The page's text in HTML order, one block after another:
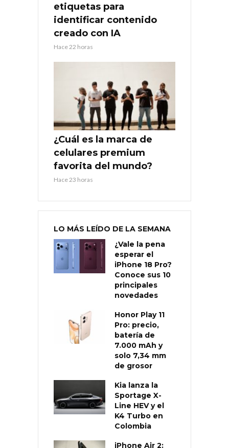
etiquetas para
identificar contenido
creado con IA
Hace 22 horas
¿Cuál es la marca de
celulares premium
favorita del mundo?
Hace 23 horas
LO MÁS LEÍDO DE LA SEMANA
¿Vale la pena
esperar el
iPhone 18 Pro?
Conoce sus 10
principales
novedades
Honor Play 11
Pro: precio,
batería de
7.000 mAh y
solo 7,34 mm
de grosor
Kia lanza la
Sportage X-
Line HEV y el
K4 Turbo en
Colombia
iPhone Air 2: